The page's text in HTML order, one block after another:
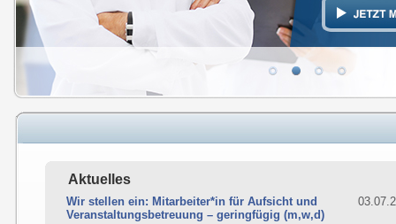
Aktuelles
Wir stellen ein: Mitarbeiter*in für Aufsicht und
Veranstaltungsbetreuung – geringfügig (m,w,d)